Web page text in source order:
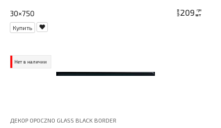
30×750 цена209 грн
шт
Купить
Нет в наличии
ДЕКОР OPOCZNO GLASS BLACK BORDER